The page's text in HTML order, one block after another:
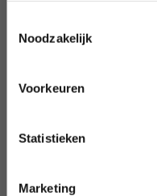
Noodzakelijk
Voorkeuren
Statistieken
Marketing
Benötigen Sie
verhandelbar,